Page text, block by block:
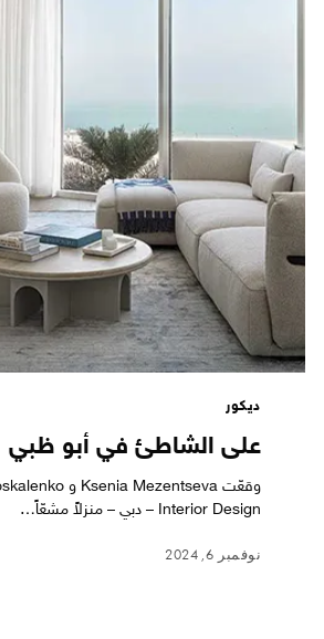
ديكور
على الشاطئ في أبو ظبي
Interior Design – دبي – منزلاً مشعّاً…
نوفمبر 6, 2024